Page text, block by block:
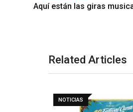
Aquí están las giras
Related Articles
NOTICIAS